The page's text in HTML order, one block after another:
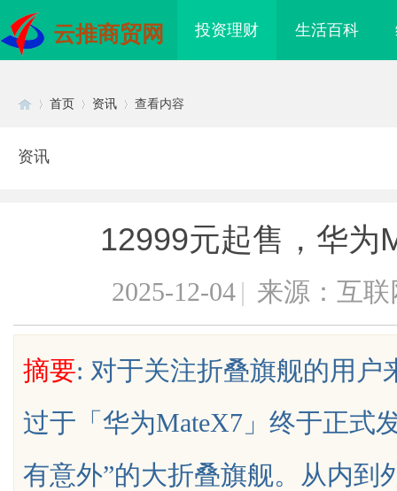
云推商贸网 投资理财 生活百科
首页 资讯 查看内容
资讯
12999元起售，华为
2025-12-04 | 来源：互联
摘要: 对于关注折叠旗舰的用户
过于「华为MateX7」终于正式
有意外”的大折叠旗舰。从内到
师如何守住车间里的“Know-